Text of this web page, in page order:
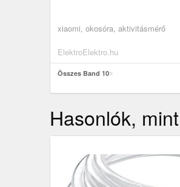
xiaomi, okosóra, aktivitásmérő
ElektroElektro.hu
Összes Band 10
Hasonlók,